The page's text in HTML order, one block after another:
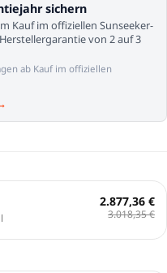
sichern
Kauf im offiziellen Sunseeker-
von 2 auf 3
ab Kauf im offiziellen
2.877,36 €
3.018,35 €